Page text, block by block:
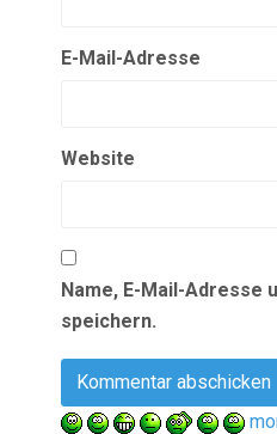
E-Mail-Adresse
Website
Name, E-Mail-Adresse
speichern.